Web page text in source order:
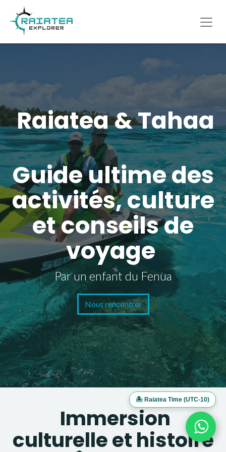
Raiatea & Tahaa
Guide ultime des
activités, culture
et conseils de
voyage
Par un enfant du Fenua
Nous rencontrer
Immersion
culturelle et histoire
🏝️ Raiatea Time (UTC-10)